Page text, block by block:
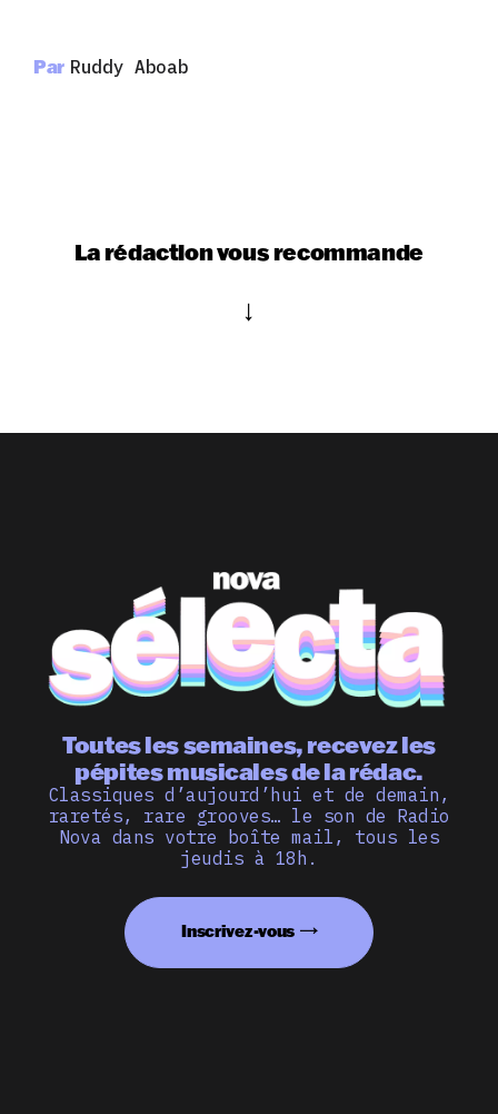
Par Ruddy Aboab
La rédaction vous recommande
Toutes les semaines, recevez les
pépites musicales de la rédac.
Classiques d’aujourd’hui et de demain,
raretés, rare grooves… le son de Radio
Nova dans votre boîte mail, tous les
jeudis à 18h.
Inscrivez-vous